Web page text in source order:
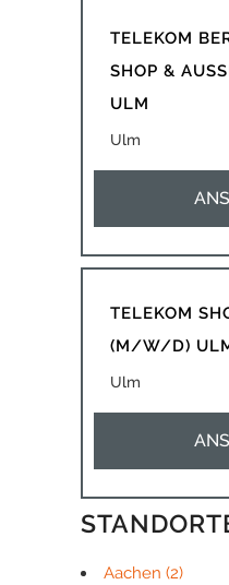
TELEKOM
SHOP &
ULM
Ulm
TELEKOM
(M/W/D)
Ulm
Aachen (2)